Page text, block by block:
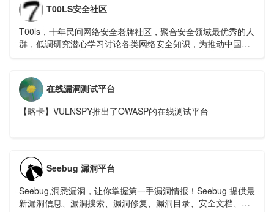
T00LS安全社区
T00ls，十年民间网络安全老牌社区，聚合安全领域最优秀的人
群，低调研究潜心学习讨论各类网络安全知识，为推动中国网
在线漏洞测试平台
【略卡】VULNSPY推出了OWASP的在线测试平台
Seebug 漏洞平台
Seebug,洞悉漏洞，让你掌握第一手漏洞情报！Seebug 提供最
新漏洞信息、漏洞搜索、漏洞修复、漏洞目录、安全文档、漏